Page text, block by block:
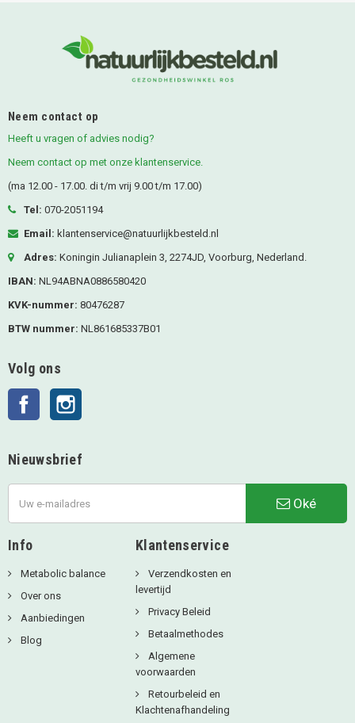
Neem contact op
Heeft u vragen of advies nodig?
Neem contact op met onze klantenservice.
(ma 12.00 - 17.00. di t/m vrij 9.00 t/m 17.00)
Tel: 070-2051194
Email: klantenservice@natuurlijkbesteld.nl
Adres: Koningin Julianaplein 3, 2274JD, Voorburg, Nederland.
IBAN: NL94ABNA0886580420
KVK-nummer: 80476287
BTW nummer: NL861685337B01
Volg ons
Facebook
Nieuwsbrief
Oké
Info
Metabolic balance
Over ons
Aanbiedingen
Blog
Klantenservice
Verzendkosten en
levertijd
Privacy Beleid
Betaalmethodes
Algemene
voorwaarden
Retourbeleid en
Klachtenafhandeling